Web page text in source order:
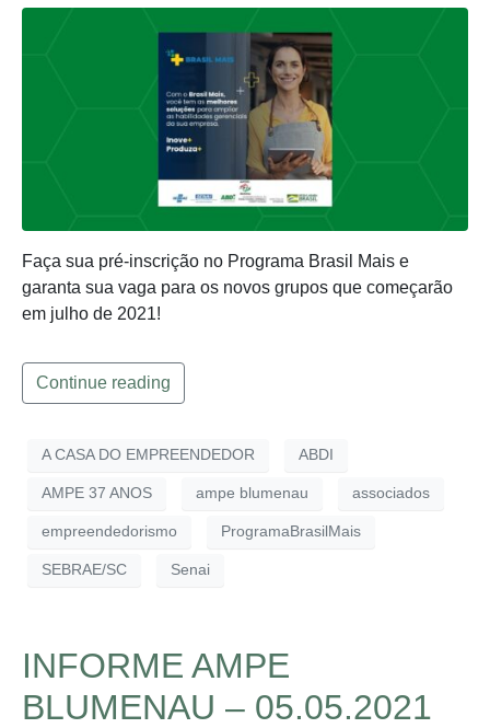
Faça sua pré-inscrição no Programa Brasil Mais e
garanta sua vaga para os novos grupos que começarão
em julho de 2021!
Continue reading
A CASA DO EMPREENDEDOR ABDI
AMPE 37 ANOS ampe blumenau associados
empreendedorismo ProgramaBrasilMais
SEBRAE/SC Senai
INFORME AMPE
BLUMENAU – 05.05.2021